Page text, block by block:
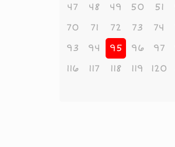
47
48 49 50 51
70
71 72 73 74
93
94 95 96 97
116
117 118 119 120